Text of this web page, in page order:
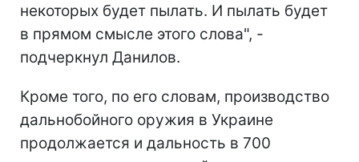
некоторых будет пылать. И пылать будет
в прямом смысле этого слова", -
подчеркнул Данилов.
Кроме того, по его словам, производство
дальнобойного оружия в Украине
продолжается и дальность в 700